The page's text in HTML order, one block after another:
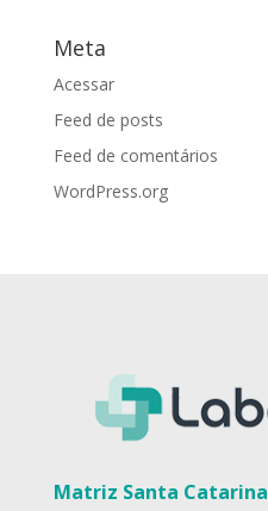
Meta
Acessar
Feed de posts
Feed de comentários
WordPress.org
Matriz Santa Catarina